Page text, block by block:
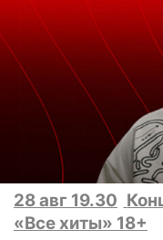
28 авг 19.30
«Все хиты» 18+